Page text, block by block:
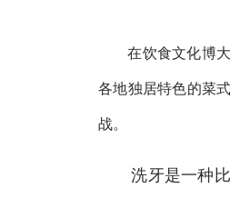
在饮食文化博大
各地独居特色的菜
战。
洗牙是一种比